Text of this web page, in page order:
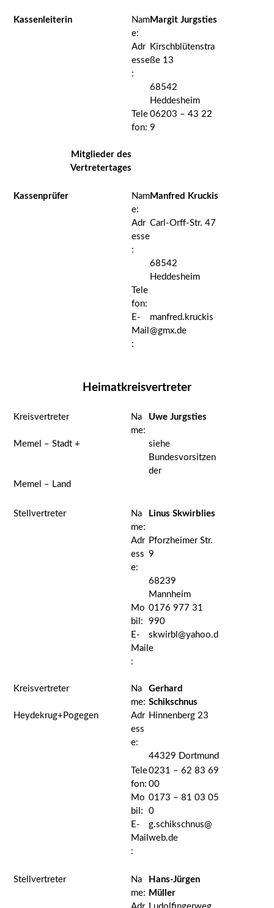
Kassenleiterin
Nam
e:
Margit Jurgsties
Adr
esse
:
Kirschblütenstra
ße 13
68542
Heddesheim
Tele
fon:
06203 – 43 22
9
Mitglieder des
Vertretertages
Kassenprüfer
Nam
e:
Manfred Kruckis
Adr
esse
:
Carl-Orff-Str. 47
68542
Heddesheim
Tele
fon:
E-
Mail
:
manfred.kruckis
@gmx.de
Heimatkreisvertreter
Kreisvertreter
Na
me:
Uwe Jurgsties
Memel – Stadt +
siehe
Bundesvorsitzen
der
Memel – Land
Stellvertreter
Na
me:
Linus Skwirblies
Adr
ess
e:
Pforzheimer Str.
9
68239
Mannheim
Mo
bil:
0176 977 31
990
E-
Mail
:
skwirbl@yahoo.d
e
Kreisvertreter
Na
me:
Gerhard
Schikschnus
Heydekrug+Pogegen
Adr
ess
e:
Hinnenberg 23
44329 Dortmund
Tele
fon:
0231 – 62 83 69
00
Mo
bil:
0173 – 81 03 05
0
E-
Mail
:
g.schikschnus@
web.de
Stellvertreter
Na
me:
Hans-Jürgen
Müller